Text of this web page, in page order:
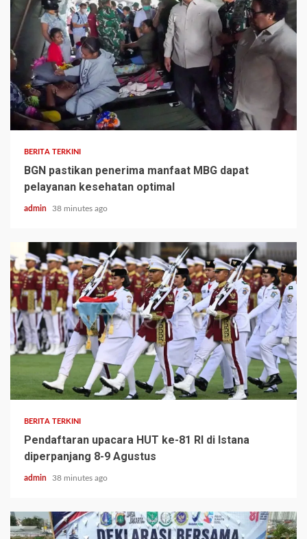
BERITA TERKINI
BGN pastikan penerima manfaat MBG dapat
pelayanan kesehatan optimal
admin 38 minutes ago
BERITA TERKINI
Pendaftaran upacara HUT ke-81 RI di Istana
diperpanjang 8-9 Agustus
admin 38 minutes ago